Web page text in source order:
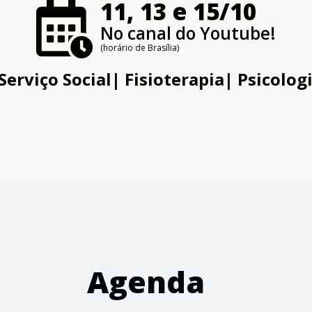
11, 13 e 15/10
No canal do Youtube!
(horário de Brasília)
Social| Fisioterapia|
Agenda